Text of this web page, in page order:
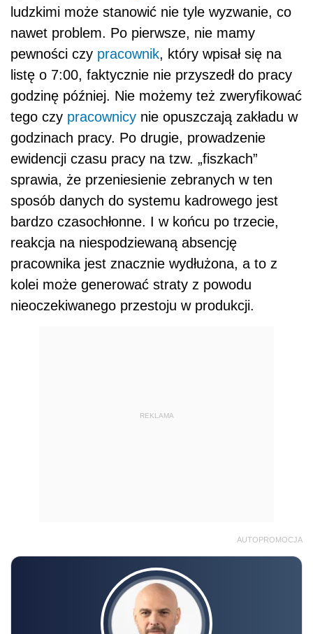
ludzkimi może stanowić nie tyle wyzwanie, co
nawet problem. Po pierwsze, nie mamy
pewności czy pracownik, który wpisał się na
listę o 7:00, faktycznie nie przyszedł do pracy
godzinę później. Nie możemy też zweryfikować
tego czy pracownicy nie opuszczają zakładu w
godzinach pracy. Po drugie, prowadzenie
ewidencji czasu pracy na tzw. „fiszkach”
sprawia, że przeniesienie zebranych w ten
sposób danych do systemu kadrowego jest
bardzo czasochłonne. I w końcu po trzecie,
reakcja na niespodziewaną absencję
pracownika jest znacznie wydłużona, a to z
kolei może generować straty z powodu
nieoczekiwanego przestoju w produkcji.
REKLAMA
AUTOPROMOCJA